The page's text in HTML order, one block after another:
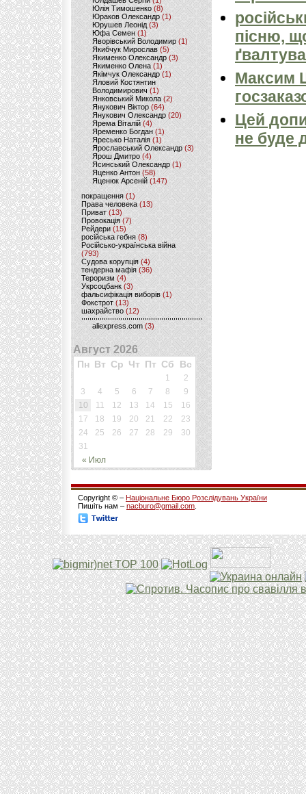
Юлія Тимошенко (8)
Юраков Олександр (1)
Юрушев Леонід (3)
Юфа Семен (1)
Яворівський Володимир (1)
Якибчук Мирослав (5)
Якименко Олександр (3)
Якименко Олена(1)
Якімчук Олександр (1)
Яловий Костянтин
Володимирович (1)
Янковський Микола(2)
Янукович Віктор (64)
Янукович Олександр(20)
Ярема Віталій(4)
Яременко Богдан(1)
Яресько Наталія(1)
Ярославський Олександр (3)
Ярош Дмитро (4)
Ясинський Олександр (1)
Яценко Антон(58)
Яценюк Арсеній (147)
покращення (1)
Права человека(13)
Приват (13)
Провокація (7)
Рейдери (15)
російська гебня (8)
Російсько-українська війна
(793)
Судова корупція (4)
тендерна мафія (36)
Тероризм (4)
Укрсоцбанк (3)
фальсифікація виборів (1)
Фокстрот(13)
шахрайство (12)
aliexpress.com (3)
Август 2026
Пн Вт Ср Чт Пт Сб Вс
« Июл
1
2
3
4 5 6 7 8
9
10
11 12 13 14 15
16
17
18 19 20 21 22
23
24
25 26 27 28 29
30
31
пісню,
Максим
Цей
не буде
Copyright © – Національне Бюро Розслідувань України
Пишіть нам – nacburo@gmail.com